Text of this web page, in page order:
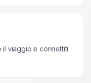
il viaggio e connettiti